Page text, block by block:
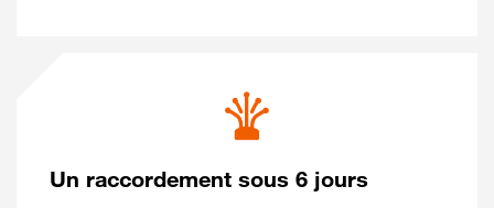
Un raccordement sous 6 jours